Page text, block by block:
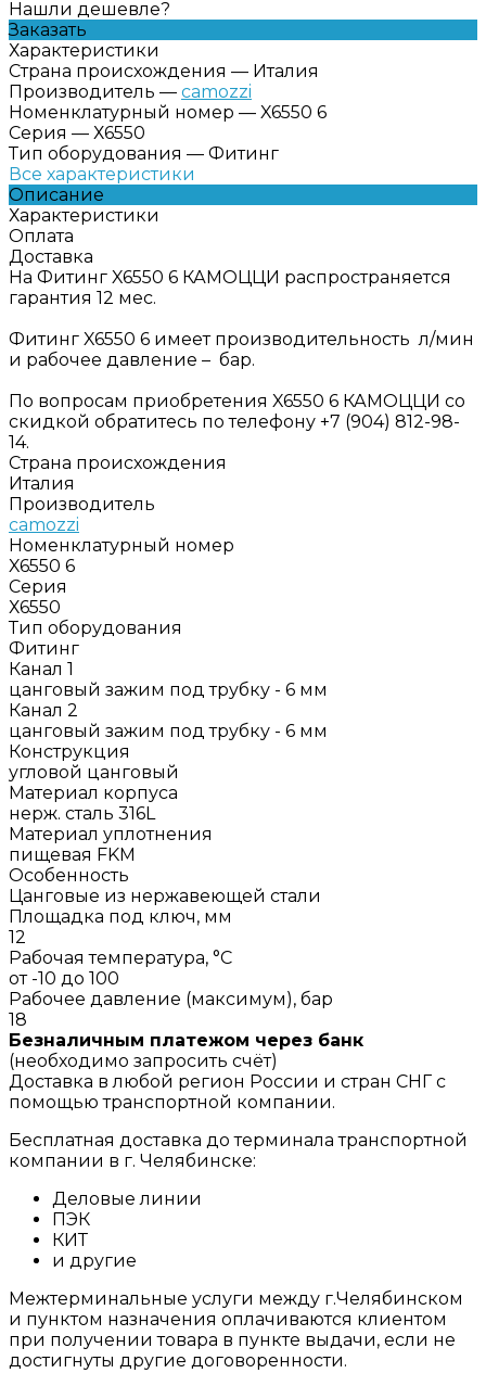
Нашли дешевле?
Заказать
Характеристики
Страна происхождения — Италия
Производитель — camozzi
Номенклатурный номер — X6550 6
Серия — Х6550
Тип оборудования — Фитинг
Все характеристики
Описание
Характеристики
Оплата
Доставка
На Фитинг X6550 6 КАМОЦЦИ распространяется
гарантия 12 мес.
Фитинг X6550 6 имеет производительность л/мин
и рабочее давление – бар.
По вопросам приобретения X6550 6 КАМОЦЦИ со
скидкой обратитесь по телефону +7 (904) 812-98-
14.
Страна происхождения
Италия
Производитель
camozzi
Номенклатурный номер
X6550 6
Серия
Х6550
Тип оборудования
Фитинг
Канал 1
цанговый зажим под трубку - 6 мм
Канал 2
цанговый зажим под трубку - 6 мм
Конструкция
угловой цанговый
Материал корпуса
нерж. сталь 316L
Материал уплотнения
пищевая FKM
Особенность
Цанговые из нержавеющей стали
Площадка под ключ, мм
12
Рабочая температура, °C
от -10 до 100
Рабочее давление (максимум), бар
18
Безналичным платежом через банк
(необходимо запросить счёт)
Доставка в любой регион России и стран СНГ с
помощью транспортной компании.
Бесплатная доставка до терминала транспортной
компании в г. Челябинске:
Деловые линии
ПЭК
КИТ
и другие
Межтерминальные услуги между г.Челябинском
и пунктом назначения оплачиваются клиентом
при получении товара в пункте выдачи, если не
достигнуты другие договоренности.